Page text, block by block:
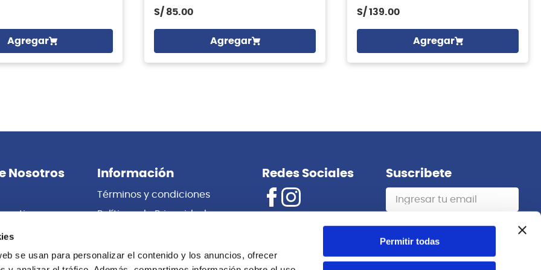
se usan para personalizar el contenido y los anuncios, ofrecer
Permitir todas
Agregar
S/ 85.00
Agregar
S/ 139.00
Agregar
Nosotros
Nosotros
Información
Términos y condiciones
Políticas de Privacidad
Cambios y Devoluciones
Redes Sociales Suscribete
Suscribirme